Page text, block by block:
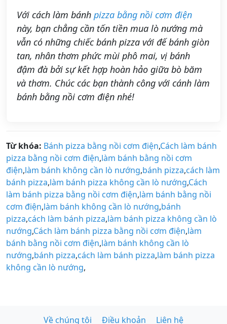
Với cách làm bánh pizza bằng nồi cơm điện
này, bạn chẳng cần tốn tiền mua lò nướng mà
vẫn có những chiếc bánh pizza với đế bánh giòn
tan, nhân thơm phức mùi phô mai, vị bánh
đậm đà bởi sự kết hợp hoàn hảo giữa bò băm
và thơm. Chúc các bạn thành công với cánh làm
bánh bằng nồi cơm điện nhé!
Từ khóa: Bánh pizza bằng nồi cơm điện,Cách làm bánh
pizza bằng nồi cơm điện,làm bánh bằng nồi cơm
điện,làm bánh không cần lò nướng,bánh pizza,cách làm
bánh pizza,làm bánh pizza không cần lò nướng,Cách
làm bánh pizza bằng nồi cơm điện,làm bánh bằng nồi
cơm điện,làm bánh không cần lò nướng,bánh
pizza,cách làm bánh pizza,làm bánh pizza không cần lò
nướng,Cách làm bánh pizza bằng nồi cơm điện,làm
bánh bằng nồi cơm điện,làm bánh không cần lò
nướng,bánh pizza,cách làm bánh pizza,làm bánh pizza
không cần lò nướng,
Về chúng tôi Điều khoản Liên hệ